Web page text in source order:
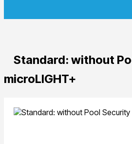
Standard: without
microLIGHT+